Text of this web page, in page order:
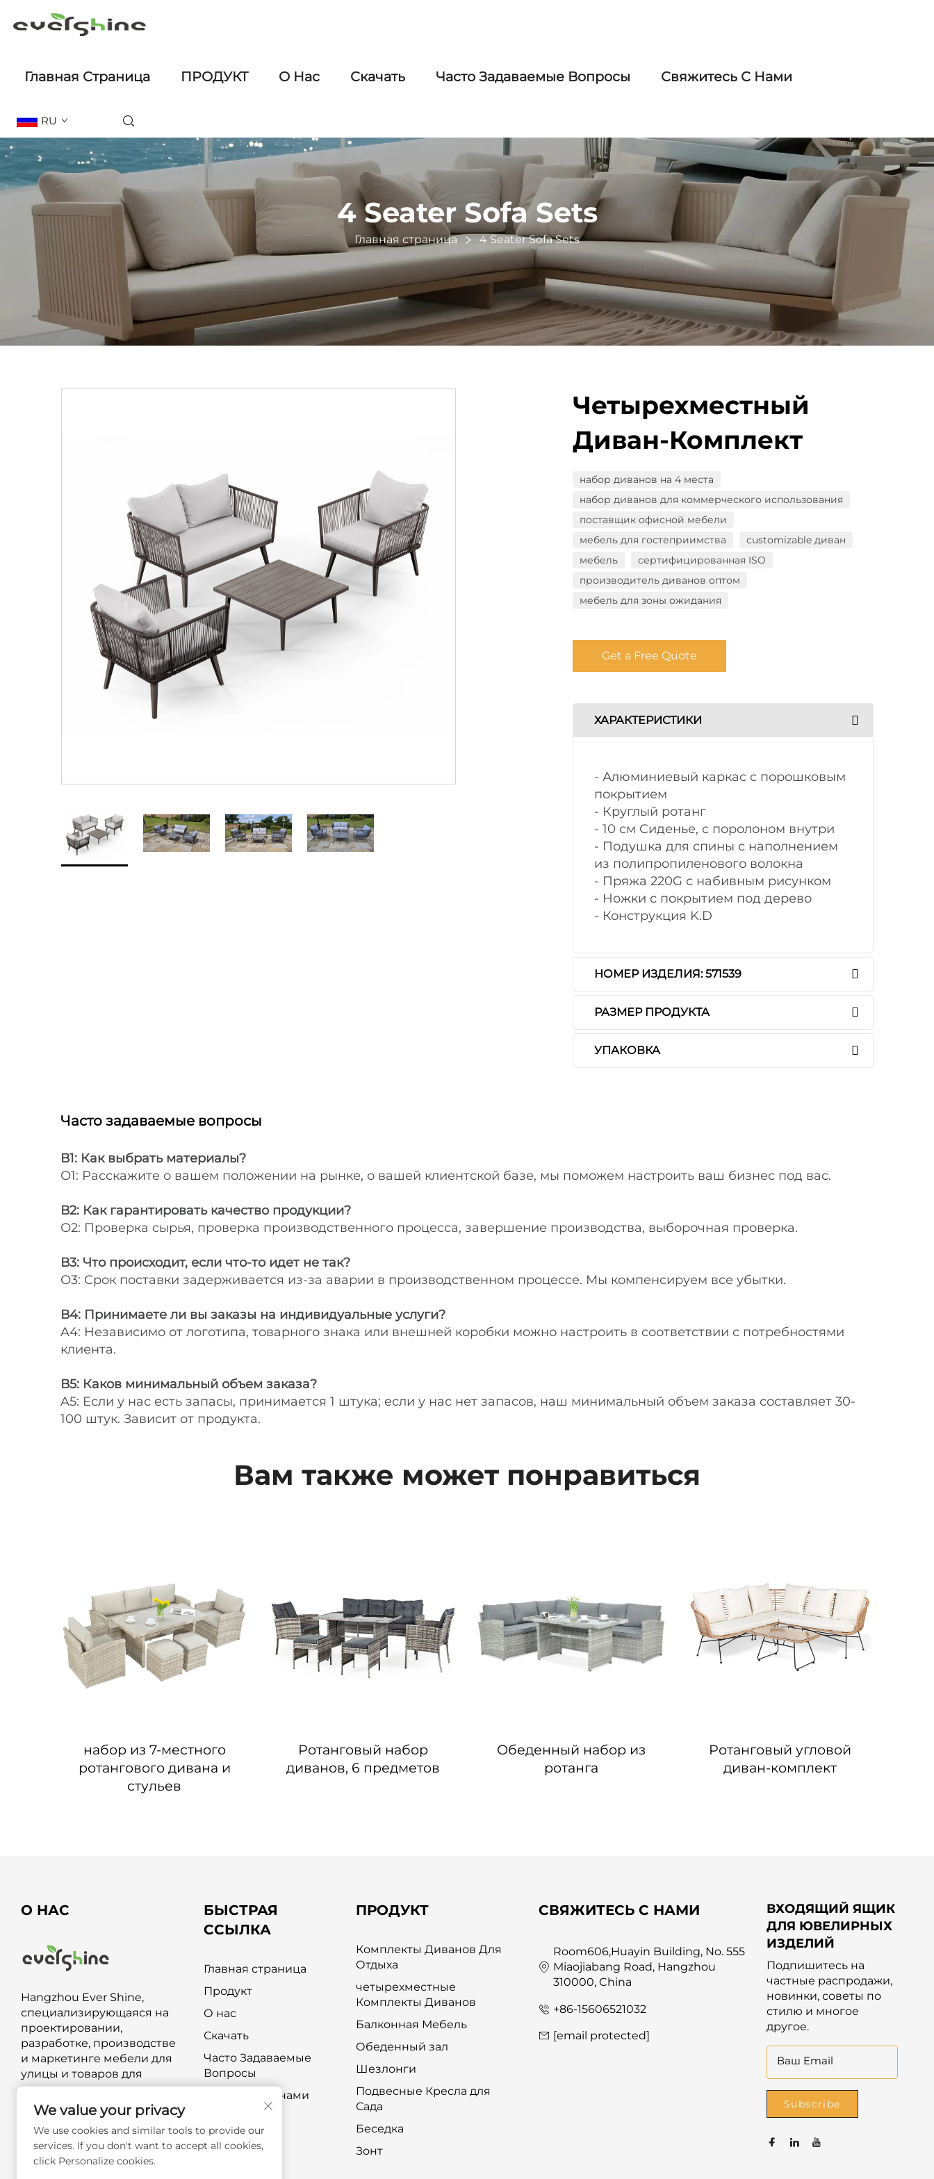
Главная Страница ПРОДУКТ О Нас Скачать Часто Задаваемые Вопросы Свяжитесь С Нами
RU
4 Seater Sofa Sets
Главная страница 4 Seater Sofa Sets
Четырехместный
Диван-Комплект
набор диванов на 4 места
набор диванов для коммерческого использования
поставщик офисной мебели
мебель для гостеприимства
customizable диван
мебель
сертифицированная ISO
производитель диванов оптом
мебель для зоны ожидания
Get a Free Quote
ХАРАКТЕРИСТИКИ
- Алюминиевый каркас с порошковым
покрытием
- Круглый ротанг
- 10 см Сиденье, с поролоном внутри
- Подушка для спины с наполнением
из полипропиленового волокна
- Пряжа 220G с набивным рисунком
- Ножки с покрытием под дерево
- Конструкция K.D
НОМЕР ИЗДЕЛИЯ: 571539
РАЗМЕР ПРОДУКТА
УПАКОВКА
Часто задаваемые вопросы
В1: Как выбрать материалы?
О1: Расскажите о вашем положении на рынке, о вашей клиентской базе, мы поможем настроить ваш бизнес под вас.
В2: Как гарантировать качество продукции?
О2: Проверка сырья, проверка производственного процесса, завершение производства, выборочная проверка.
В3: Что происходит, если что-то идет не так?
О3: Срок поставки задерживается из-за аварии в производственном процессе. Мы компенсируем все убытки.
В4: Принимаете ли вы заказы на индивидуальные услуги?
A4: Независимо от логотипа, товарного знака или внешней коробки можно настроить в соответствии с потребностями
клиента.
В5: Каков минимальный объем заказа?
A5: Если у нас есть запасы, принимается 1 штука; если у нас нет запасов, наш минимальный объем заказа составляет 30-
100 штук. Зависит от продукта.
Вам также может понравиться
набор из 7-местного
ротангового дивана и
стульев
Ротанговый набор
диванов, 6 предметов
Обеденный набор из
ротанга
Ротанговый угловой
диван-комплект
О НАС
Hangzhou Ever Shine,
специализирующаяся на
проектировании,
разработке, производстве
и маркетинге мебели для
улицы и товаров для
уличного отдыха.
БЫСТРАЯ
ССЫЛКА
Главная страница
Продукт
О нас
Скачать
Часто Задаваемые
Вопросы
Свяжитесь с нами
ПРОДУКТ
Комплекты Диванов Для
Отдыха
четырехместные
Комплекты Диванов
Балконная Мебель
Обеденный зал
Шезлонги
Подвесные Кресла для
Сада
Беседка
Зонт
СВЯЖИТЕСЬ С НАМИ
Room606,Huayin Building, No. 555
Miaojiabang Road, Hangzhou
310000, China
+86-15606521032
[email protected]
ВХОДЯЩИЙ ЯЩИК
ДЛЯ ЮВЕЛИРНЫХ
ИЗДЕЛИЙ
Подпишитесь на
частные распродажи,
новинки, советы по
стилю и многое
другое.
Ваш Email
Subscribe
We value your privacy
We use cookies and similar tools to provide our
services. If you don't want to accept all cookies,
click Personalize cookies.